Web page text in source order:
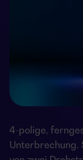
4-polige,
Unterbrechung.